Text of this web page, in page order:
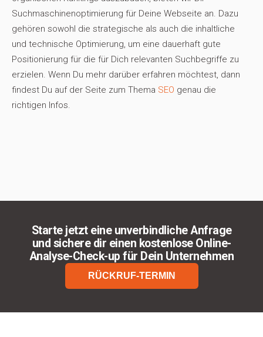
Suchmaschinenoptimierung für Deine Webseite an. Dazu
gehören sowohl die strategische als auch die inhaltliche
und technische Optimierung, um eine dauerhaft gute
Positionierung für die für Dich relevanten Suchbegriffe zu
erzielen. Wenn Du mehr darüber erfahren möchtest, dann
findest Du auf der Seite zum Thema SEO genau die
richtigen Infos.
Starte jetzt eine unverbindliche Anfrage
und sichere dir einen kostenlose Online-
Analyse-Check-up für Dein Unternehmen
RÜCKRUF-TERMIN